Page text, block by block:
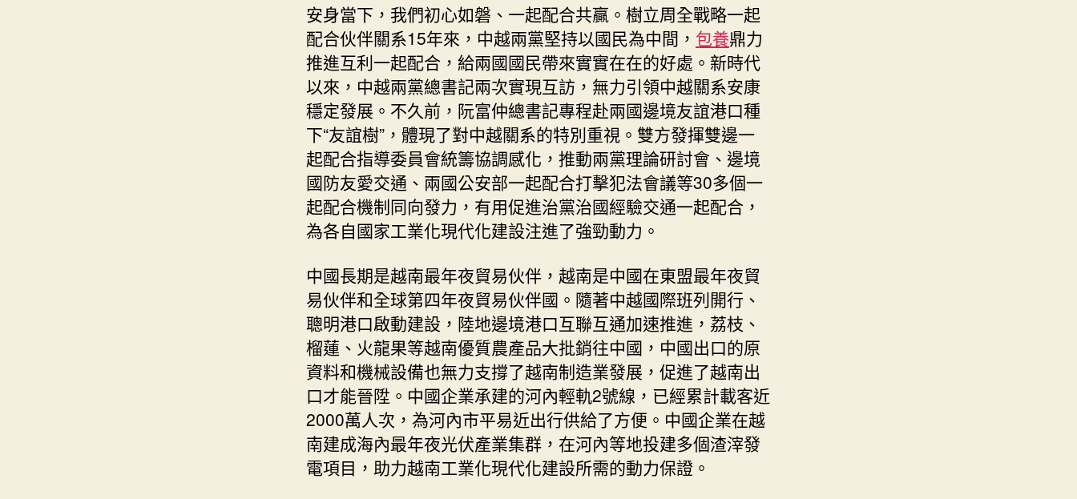
安身當下，我們初心如磐、一起配合共贏。樹立周全戰略一起
配合伙伴關系15年來，中越兩黨堅持以國民為中間， 包養鼎力
推進互利一起配合，給兩國國民帶來實實在在的好處。新時代
以來，中越兩黨總書記兩次實現互訪，無力引領中越關系安康
穩定發展。不久前，阮富仲總書記專程赴兩國邊境友誼港口種
下“友誼樹”，體現了對中越關系的特別重視。雙方發揮雙邊一
起配合指導委員會統籌協調感化，推動兩黨理論研討會、邊境
國防友愛交通、兩國公安部一起配合打擊犯法會議等30多個一
起配合機制同向發力，有用促進治黨治國經驗交通一起配合，
為各自國家工業化現代化建設注進了強勁動力。
中國長期是越南最年夜貿易伙伴，越南是中國在東盟最年夜貿
易伙伴和全球第四年夜貿易伙伴國。隨著中越國際班列開行、
聰明港口啟動建設，陸地邊境港口互聯互通加速推進，荔枝、
榴蓮、火龍果等越南優質農產品大批銷往中國，中國出口的原
資料和機械設備也無力支撐了越南制造業發展，促進了越南出
口才能晉陞。中國企業承建的河內輕軌2號線，已經累計載客近
2000萬人次，為河內市平易近出行供給了方便。中國企業在越
南建成海內最年夜光伏產業集群，在河內等地投建多個渣滓發
電項目，助力越南工業化現代化建設所需的動力保證。